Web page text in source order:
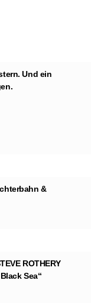
Und ein
&
ROTHERY
Sea“